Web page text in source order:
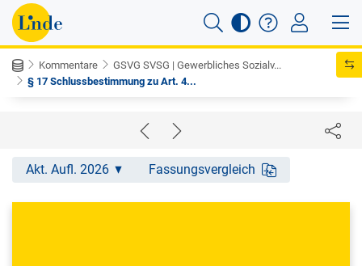
Kommentare
GSVG SVSG | Gewerbliches Sozialv...
§ 17 Schlussbestimmung zu Art. 4...
Akt. Aufl. 2026 Fassungsvergleich